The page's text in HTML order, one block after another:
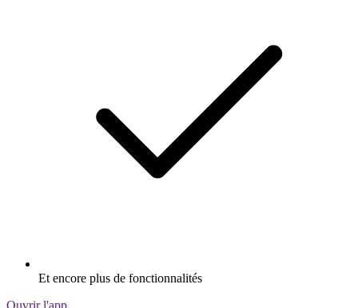
Et encore plus de fonctionnalités